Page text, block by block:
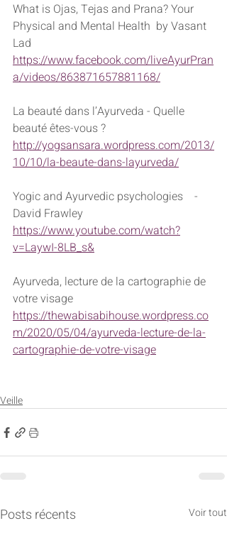
What is Ojas, Tejas and Prana? Your
Physical and Mental Health  by Vasant
Lad
https://www.facebook.com/liveAyurPran
a/videos/863871657881168/
La beauté dans l’Ayurveda - Quelle
beauté êtes-vous ?
http://yogsansara.wordpress.com/2013/
10/10/la-beaute-dans-layurveda/
Yogic and Ayurvedic psychologies    -
David Frawley
https://www.youtube.com/watch?
v=LaywI-8LB_s&
Ayurveda, lecture de la cartographie de
votre visage
https://thewabisabihouse.wordpress.co
m/2020/05/04/ayurveda-lecture-de-la-
cartographie-de-votre-visage
Veille
Posts récents Voir tout